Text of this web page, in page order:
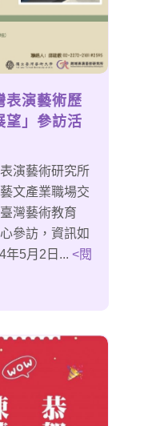
表演藝術歷
望」參訪活
演藝術研究所
文產業職場交
灣藝術教育
參訪，資訊如
年5月2日... <閱